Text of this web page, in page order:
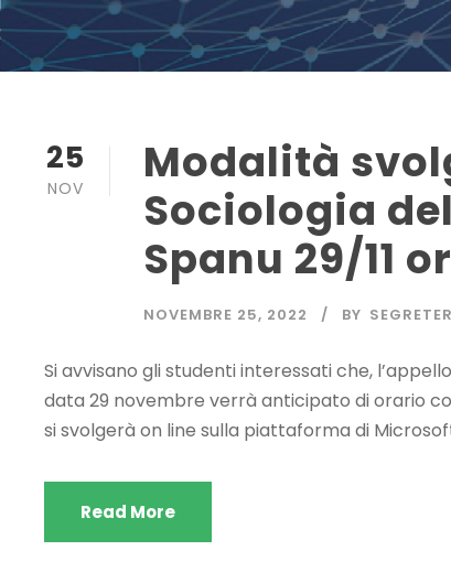
25
NOV
Modalità
Sociologia
Spanu 29/11
NOVEMBRE 25, 2022 BY
Si avvisano gli studenti interessati che,
data 29 novembre verrà anticipato di orario
si svolgerà on line sulla piattaforma di
Read More